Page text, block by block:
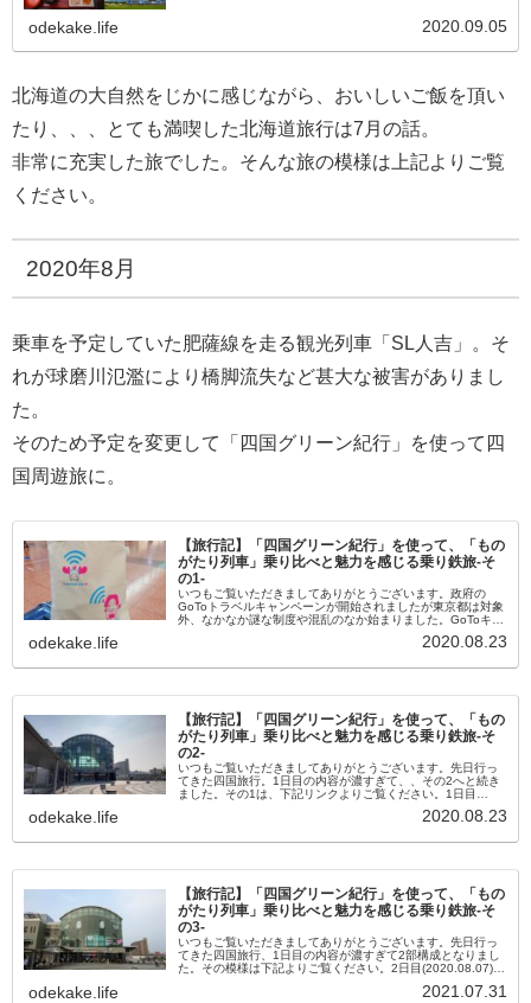
odekake.life 2020.09.05
北海道の大自然をじかに感じながら、おいしいご飯を頂い
たり、、、とても満喫した北海道旅行は7月の話。
非常に充実した旅でした。そんな旅の模様は上記よりご覧
ください。
2020年8月
乗車を予定していた肥薩線を走る観光列車「SL人吉」。そ
れが球磨川氾濫により橋脚流失など甚大な被害がありまし
た。
そのため予定を変更して「四国グリーン紀行」を使って四
国周遊旅に。
【旅行記】「四国グリーン紀行」を使って、「もの
がたり列車」乗り比べと魅力を感じる乗り鉄旅-そ
の1-
いつもご覧いただきましてありがとうございます。政府の
GoToトラベルキャンペーンが開始されましたが東京都は対象
外、なかなか謎な制度や混乱のなか始まりました。GoToキャ
odekake.life 2020.08.23
【旅行記】「四国グリーン紀行」を使って、「もの
がたり列車」乗り比べと魅力を感じる乗り鉄旅-そ
の2-
いつもご覧いただきましてありがとうございます。先日行っ
てきた四国旅行。1日目の内容が濃すぎて、、その2へと続き
ました。その1は、下記リンクよりご覧ください。1日目
odekake.life 2020.08.23
【旅行記】「四国グリーン紀行」を使って、「もの
がたり列車」乗り比べと魅力を感じる乗り鉄旅-そ
の3-
いつもご覧いただきましてありがとうございます。先日行っ
てきた四国旅行、1日目の内容が濃すぎて2部構成となりまし
た。その模様は下記よりご覧ください。2日目(2020.08.07)宿
odekake.life 2021.07.31